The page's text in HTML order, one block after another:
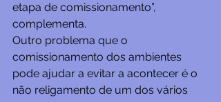
etapa de comissionamento”,
complementa.
Outro problema que o
comissionamento dos ambientes
pode ajudar a evitar a acontecer é o
não religamento de um dos vários